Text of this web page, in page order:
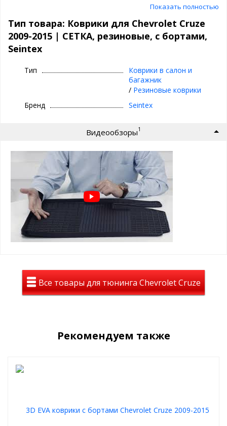
Ковры в машину Seintex с рисунком
СЕТКА и бортами | Премиум, резиновые
⊕ рисунок СЕТКА - идеален для сбора грязи,
пыли и воды, предотвращает вытекание
коврики, то ничего не прольется мимо!
⊕ имеют увеличенные бортики
⊕ надежно фиксируются, так как сделаны под
оригинальный крепеж, идельно повторяют
геометрию пола авто
⊕ используются каждый день круглый год -
лето, осень, зима, весна
⊕ не скользят, имею шипы против
скольжения с обратной стороны
⊕ износостойки, легко чистятся и моются,
просты в уходе
Коврики с СЕТКОЙ на Chevrolet
премиальный вид среди резиновых
ковров
такие ковры с рисунком сетка
лучшие лекала от завода
долговечность, стильный вид , идеальное
Показать полностью
Тип товара: Коврики для Chevrolet Cruze
2009-2015 | СЕТКА, резиновые, с бортами,
Seintex
Тип
Коврики в салон и
багажник
/ Резиновые коврики
Бренд
Seintex
Видеообзоры1
Все товары для тюнинга Chevrolet Cruze
Рекомендуем также